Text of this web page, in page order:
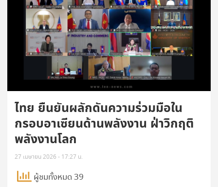
ไทย ยืนยันผลักดันความร่วมมือใน
กรอบอาเซียนด้านพลังงาน ฝ่าวิกฤติ
พลังงานโลก
27 เมษายน 2026 - 17:27 น.
ผู้ชมทั้งหมด 39